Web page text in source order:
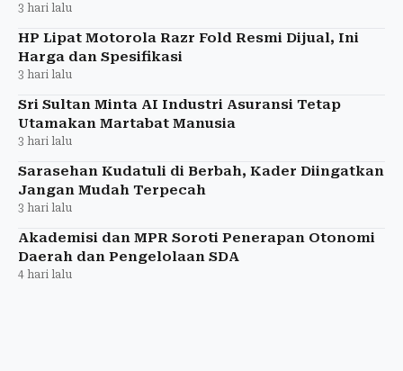
3 hari lalu
HP Lipat Motorola Razr Fold Resmi Dijual, Ini
Harga dan Spesifikasi
3 hari lalu
Sri Sultan Minta AI Industri Asuransi Tetap
Utamakan Martabat Manusia
3 hari lalu
Sarasehan Kudatuli di Berbah, Kader Diingatkan
Jangan Mudah Terpecah
3 hari lalu
Akademisi dan MPR Soroti Penerapan Otonomi
Daerah dan Pengelolaan SDA
4 hari lalu